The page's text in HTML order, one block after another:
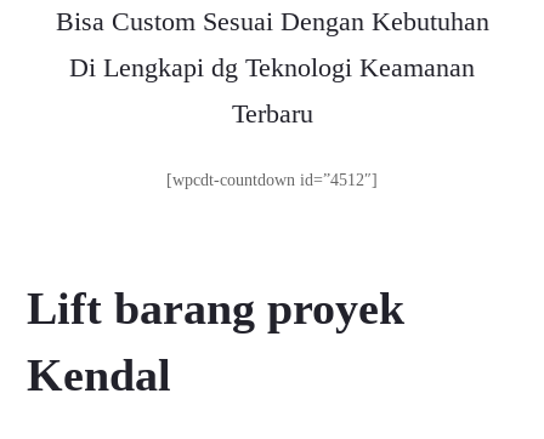
Bisa Custom Sesuai Dengan Kebutuhan
Di Lengkapi dg Teknologi Keamanan
Terbaru
[wpcdt-countdown id=”4512″]
Lift barang proyek
Kendal